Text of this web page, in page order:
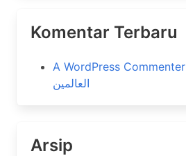
Komentar Terbaru
A WordPress Commenter
العالمين
Arsip